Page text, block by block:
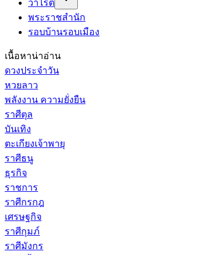
วาไรตี้
พระราชสำนัก
รอบบ้านรอบเมือง
เนื้อหาน่าอ่าน
ดวงประจำวัน
หวยลาว
พลังงาน ความยั่งยืน
ราศีตุล
บันเทิง
ตะเกียงเจ้าพายุ
ราศีธนู
ธุรกิจ
ราชการ
ราศีกรกฎ
เศรษฐกิจ
ราศีกุมภ์
ราศีมังกร